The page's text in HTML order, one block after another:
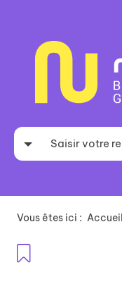
recherche
Vous êtes ici : Accueil